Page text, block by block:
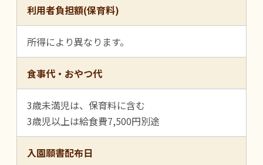
利用者負担額(保育料)
所得により異なります。
食事代・おやつ代
3歳未満児は、保育料に含む
3歳児以上は給食費7,500円別途
入園願書配布日